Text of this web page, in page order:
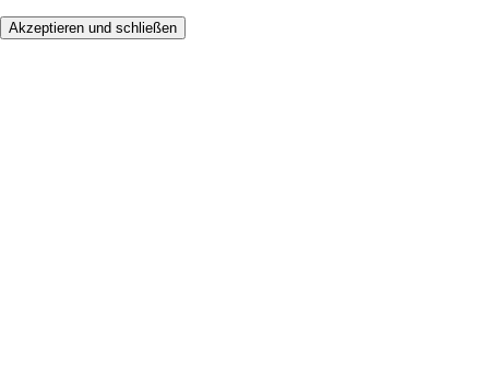
Akzeptieren und schließen